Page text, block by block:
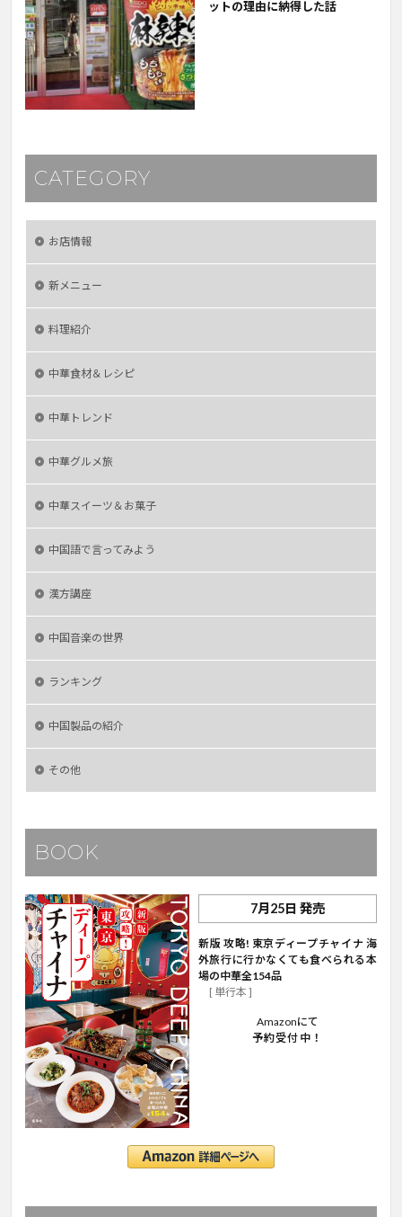
ットの理由に納得した話
CATEGORY
お店情報
新メニュー
料理紹介
中華食材＆レシピ
中華トレンド
中華グルメ旅
中華スイーツ＆お菓子
中国語で言ってみよう
漢方講座
中国音楽の世界
ランキング
中国製品の紹介
その他
BOOK
7月25日 発売
新版 攻略! 東京ディープチャイナ 海
外旅行に行かなくても食べられる本
場の中華全154品
[ 単行本 ]
Amazonにて
予約受付中！